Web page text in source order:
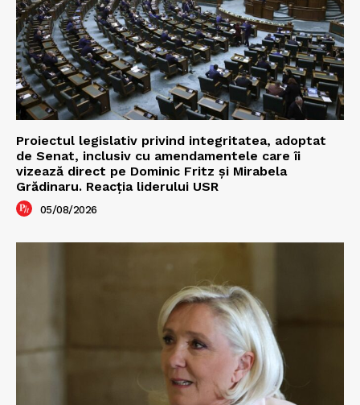
Proiectul legislativ privind integritatea, adoptat
de Senat, inclusiv cu amendamentele care îi
vizează direct pe Dominic Fritz și Mirabela
Grădinaru. Reacția liderului USR
05/08/2026